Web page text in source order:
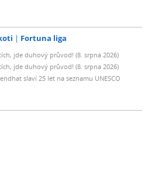
Fortuna liga
jde duhový průvod! (8. srpna 2026)
jde duhový průvod! (8. srpna 2026)
slaví 25 let na seznamu UNESCO